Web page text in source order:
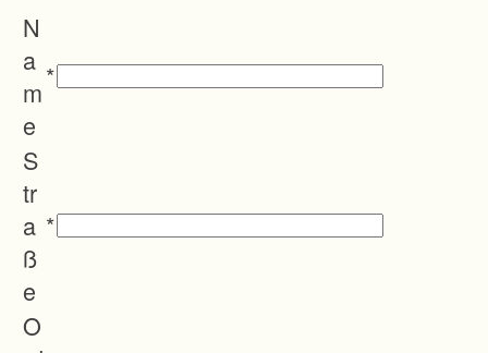
N
a
m
e
*
S
tr
a
ß
e
*
O